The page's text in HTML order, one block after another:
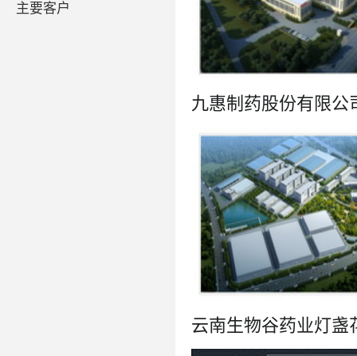
主要客户